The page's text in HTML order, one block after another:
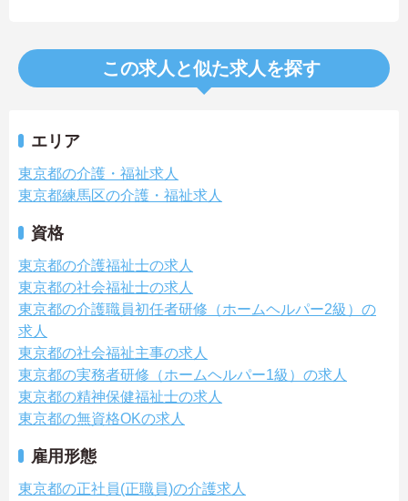
この求人と似た求人を探す
エリア
東京都の介護・福祉求人
東京都練馬区の介護・福祉求人
資格
東京都の介護福祉士の求人
東京都の社会福祉士の求人
東京都の介護職員初任者研修（ホームヘルパー2級）の
求人
東京都の社会福祉主事の求人
東京都の実務者研修（ホームヘルパー1級）の求人
東京都の精神保健福祉士の求人
東京都の無資格OKの求人
雇用形態
東京都の正社員(正職員)の介護求人